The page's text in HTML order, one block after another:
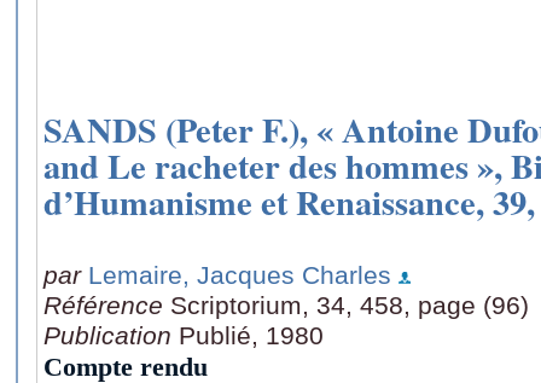
SANDS (Peter F.), « Antoine
and Le racheter des hommes »,
d’Humanisme et Renaissance,
par Lemaire, Jacques Charles
Référence Scriptorium, 34, 458, page (96)
Publication Publié, 1980
Compte rendu